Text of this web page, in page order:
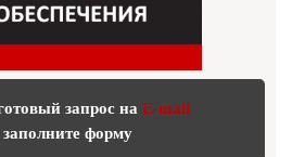
запрос на E-mail
форму